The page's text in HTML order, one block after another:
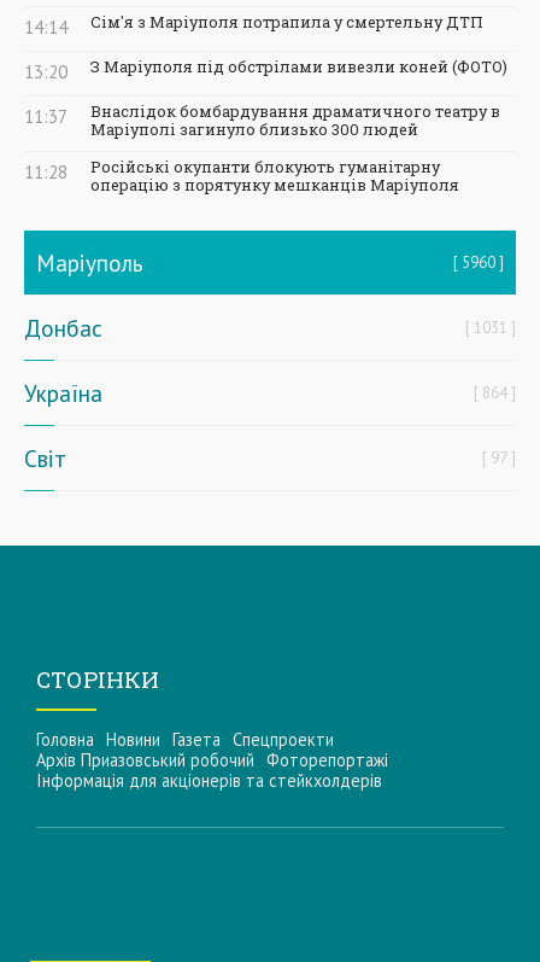
14:14 Сім'я з Маріуполя потрапила у смертельну ДТП
13:20 З Маріуполя під обстрілами вивезли коней (ФОТО)
11:37
Внаслідок бомбардування драматичного театру в
Маріуполі загинуло близько 300 людей
11:28
Російські окупанти блокують гуманітарну
операцію з порятунку мешканців Маріуполя
Маріуполь 5960
Донбас 1031
Україна 864
Світ 97
СТОРІНКИ
Головна Новини Газета Спецпроекти
Архів Приазовський робочий Фоторепортажі
Інформацiя для акцiонерiв та стейкхолдерiв